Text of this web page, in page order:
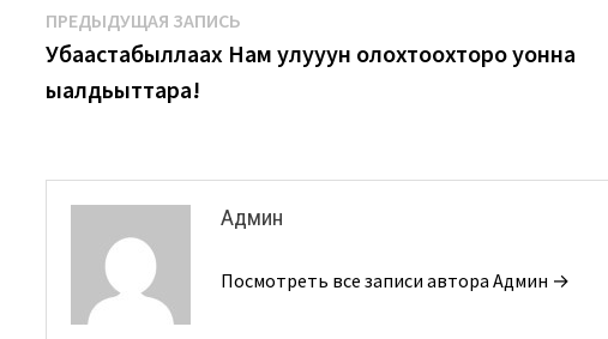
Навигация
по
записям
ПРЕДЫДУЩАЯ ЗАПИСЬ
запись:
Убаастабыллаах Нам улууһун олохтоохторо уонна
ыалдьыттара!
Админ
Посмотреть все записи автора Админ →